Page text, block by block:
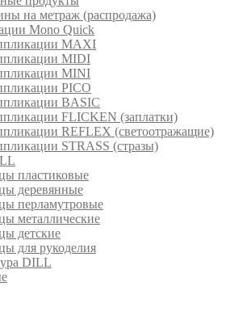
на метраж (распродажа)
Mono Quick
MAXI
MIDI
MINI
PICO
BASIC
FLICKEN (заплатки)
REFLEX (светоотражащие)
STRASS (стразы)
пластиковые
деревянные
перламутровые
металлические
детские
для рукоделия
DILL